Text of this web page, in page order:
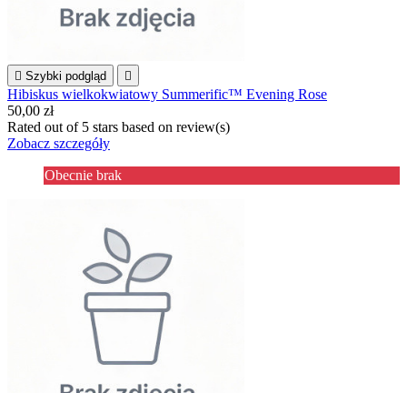
 Szybki podgląd 
Hibiskus wielkokwiatowy Summerific™ Evening Rose
50,00 zł
Rated out of 5 stars based on review(s)
Zobacz szczegóły
Obecnie brak